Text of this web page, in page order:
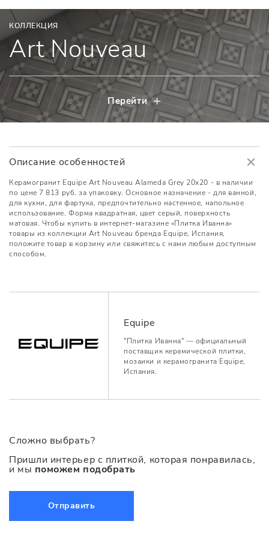
КОЛЛЕКЦИЯ
Art Nouveau
Перейти
Описание особенностей
Керамогранит Equipe Art Nouveau Alameda Grey 20x20 - в наличии
по цене 7 813 руб. за упаковку. Основное назначение - для ванной,
для кухни, для фартука, предпочтительно настенное, напольное
использование. Форма квадратная, цвет серый, поверхность
матовая. Чтобы купить в интернет-магазине «Плитка Иванна»
товары из коллекции Art Nouveau бренда Equipe, Испания,
положите товар в корзину или свяжитесь с нами любым доступным
способом.
Equipe
"Плитка Иванна" — официальный
поставщик керамической плитки,
мозаики и керамогранита Equipe,
Испания.
Сложно выбрать?
Пришли интерьер с плиткой, которая понравилась,
и мы поможем подобрать
Отправить